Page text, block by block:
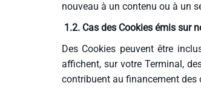
nouveau à un contenu ou à un
1.2. Cas des Cookies émis sur
Des Cookies peuvent être
affichent, sur votre Terminal,
contribuent au financement des